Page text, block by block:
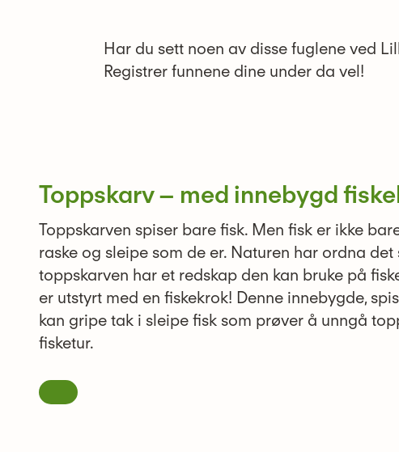
Har du sett noen av disse fuglene ved
Registrer funnene dine under da vel!
Toppskarv – med innebygd
Toppskarven spiser bare fisk. Men fisk er ikke
raske og sleipe som de er. Naturen har ordna det
toppskarven har et redskap den kan bruke på
er utstyrt med en fiskekrok! Denne innebygde,
kan gripe tak i sleipe fisk som prøver å unngå
fisketur.